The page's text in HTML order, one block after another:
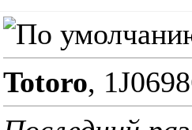
Totoro,